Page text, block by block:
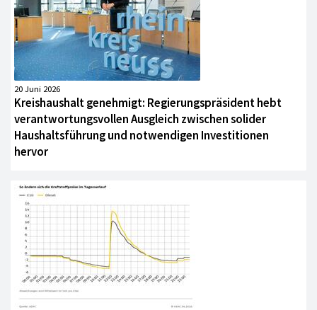
20 Juni 2026
Kreishaushalt genehmigt: Regierungspräsident hebt
verantwortungsvollen Ausgleich zwischen solider
Haushaltsführung und notwendigen Investitionen
hervor